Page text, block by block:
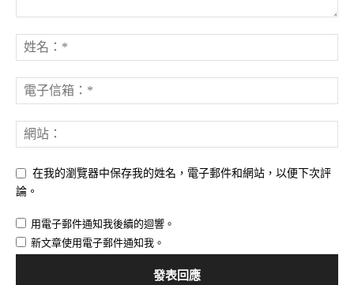
在我的瀏覽器中保存我的姓名，電子郵件和網站，以便下次評
論。
用電子郵件通知我後續的迴響。
新文章使用電子郵件通知我。